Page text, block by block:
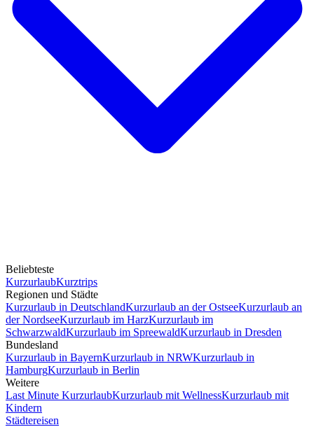
Beliebteste
KurzurlaubKurztrips
Regionen und Städte
Kurzurlaub in DeutschlandKurzurlaub an der OstseeKurzurlaub an
der NordseeKurzurlaub im HarzKurzurlaub im
SchwarzwaldKurzurlaub im SpreewaldKurzurlaub in Dresden
Bundesland
Kurzurlaub in BayernKurzurlaub in NRWKurzurlaub in
HamburgKurzurlaub in Berlin
Weitere
Last Minute KurzurlaubKurzurlaub mit WellnessKurzurlaub mit
Kindern
Städtereisen